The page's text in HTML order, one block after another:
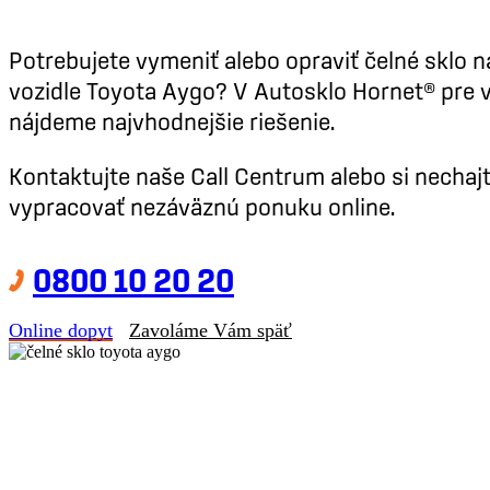
Potrebujete vymeniť alebo opraviť čelné sklo
vozidle Toyota Aygo? V Autosklo Hornet® pre
nájdeme najvhodnejšie riešenie.
Kontaktujte naše Call Centrum alebo si
vypracovať nezáväznú ponuku online.
0800 10 20 20
Online dopyt Zavoláme Vám späť